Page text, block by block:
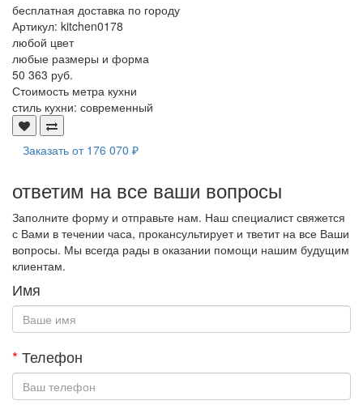
бесплатная доставка по городу
Артикул: kitchen0178
любой цвет
любые размеры и форма
50 363 руб.
Стоимость метра кухни
стиль кухни: современный
Заказать от 176 070 ₽
ответим на все ваши вопросы
Заполните форму и отправьте нам. Наш специалист свяжется
с Вами в течении часа, прокансультирует и тветит на все Ваши
вопросы. Мы всегда рады в оказании помощи нашим будущим
клиентам.
Имя
* Телефон